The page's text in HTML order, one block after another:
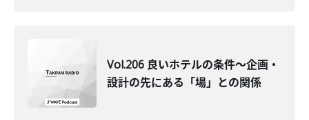
Vol.206 良いホテルの条件〜企画・
設計の先にある「場」との関係